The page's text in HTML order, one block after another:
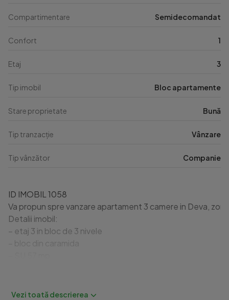
Compartimentare Semidecomandat
Confort 1
Etaj 3
Tip imobil Bloc apartamente
Stare proprietate Bună
Tip tranzacție Vânzare
Tip vânzător Companie
ID IMOBIL 1058
Va propun spre vanzare apartament 3 camere in Deva,
Detalii imobil:
– etaj 3 in bloc de 3 nivele
– bloc din caramida
– baie cu geam